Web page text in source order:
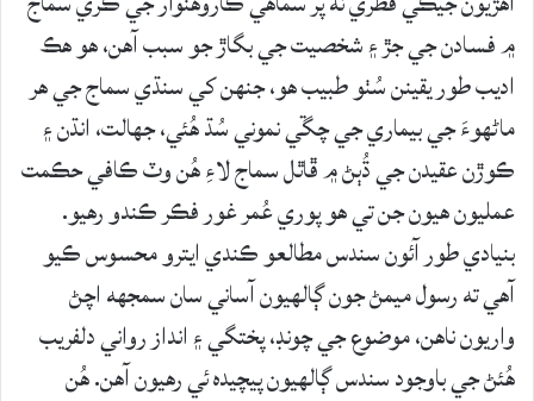
۾ فسادن جي جڙ ۽ شخصيت جي بگاڙ جو سبب آهن، هو هڪ
اديب طور يقينن سُٺو طبيب هو، جنهن کي سنڌي سماج جي هر
ماڻهوءَ جي بيماري جي چڱي نموني سُڌ هُئي، جهالت، انڌن ۽
ڪوڙن عقيدن جي ڌُٻڻ ۾ ڦاٿل سماج لاءِ هُن وٽ ڪافي حڪمت
عمليون هيون جن تي هو پوري عُمر غور فڪر ڪندو رهيو.
بنيادي طور آئون سندس مطالعو ڪندي ايترو محسوس ڪيو
آهي ته رسول ميمڻ جون ڳالهيون آساني سان سمجهه اچڻ
واريون ناهن، موضوع جي چونڊ، پختگي ۽ انداز رواني دلفريب
هُئڻ جي باوجود سندس ڳالهيون پيچيده ئي رهيون آهن. هُن